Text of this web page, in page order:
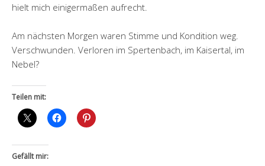
hielt mich einigermaßen aufrecht.
Am nächsten Morgen waren Stimme und Kondition weg.
Verschwunden. Verloren im Spertenbach, im Kaisertal, im
Nebel?
Teilen mit:
Gefällt mir: